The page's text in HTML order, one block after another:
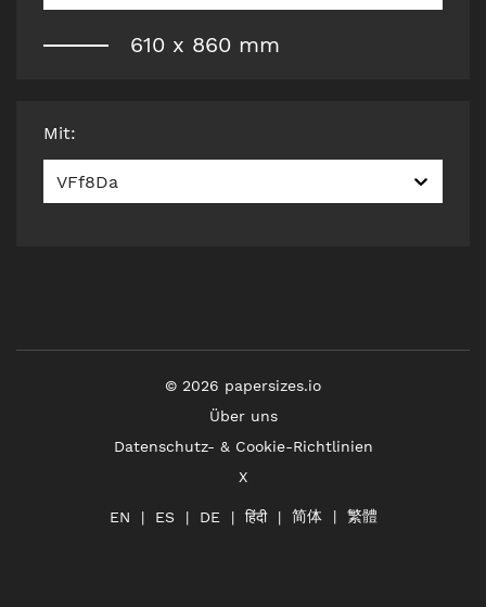
610 x 860 mm
Mit:
VFf8Da
© 2026 papersizes.io
Über uns
Datenschutz- & Cookie-Richtlinien
X
EN ES DE हिंदी 简体 繁體